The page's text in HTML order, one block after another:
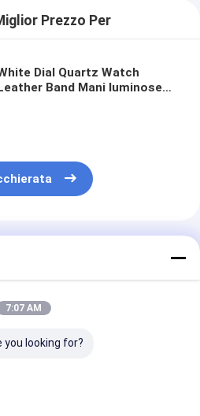
Prezzo Per
Dial Quartz Watch
Leather Band Mani luminose
7:07 AM
you looking for?